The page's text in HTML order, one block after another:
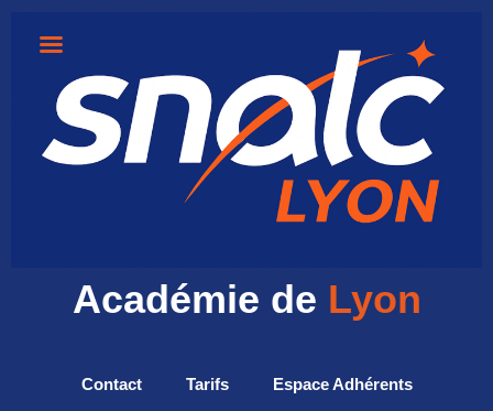
Académie de Lyon
Contact Tarifs Espace Adhérents